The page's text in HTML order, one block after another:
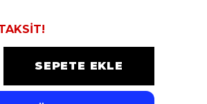
SEPETE EKLE